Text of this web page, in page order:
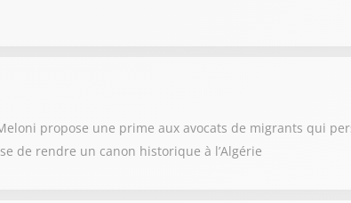
propose une prime aux avocats de migrants qui
de rendre un canon historique à l’Algérie